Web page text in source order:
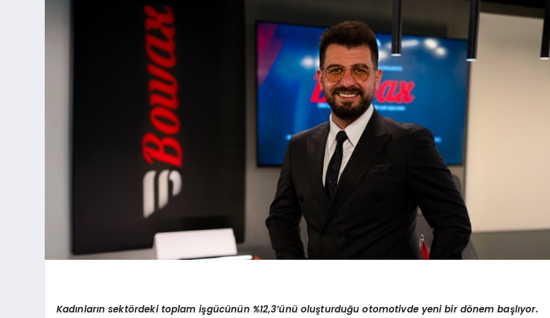
Kadınların sektördeki toplam işgücünün %12,3’ünü oluşturduğu otomotivde yeni bir dönem başlıyor.